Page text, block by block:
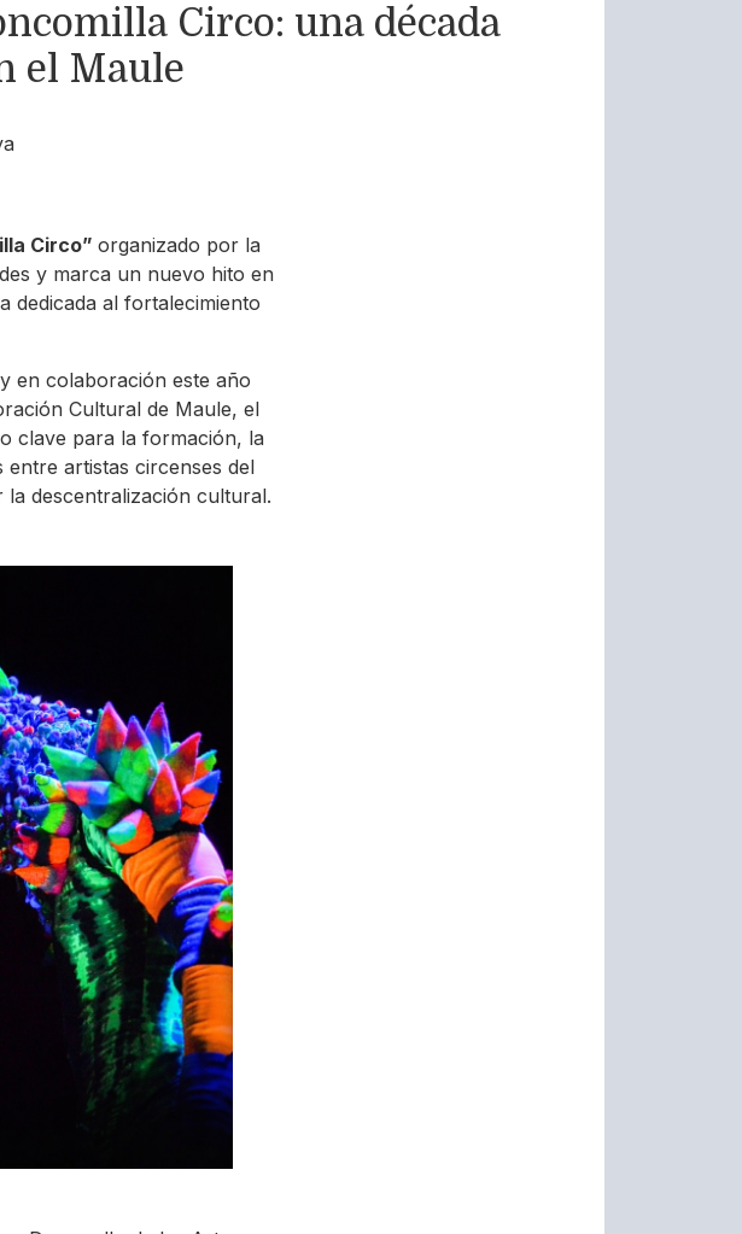
Circo: una década
el Maule
Circo” organizado por la
y marca un nuevo hito en
dedicada al fortalecimiento
en colaboración este año
Cultural de Maule, el
clave para la formación, la
artistas circenses del
descentralización cultural.